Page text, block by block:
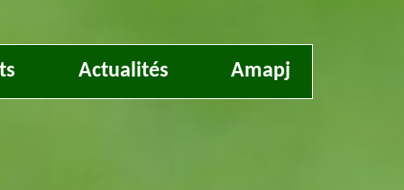
Actualités Amapj